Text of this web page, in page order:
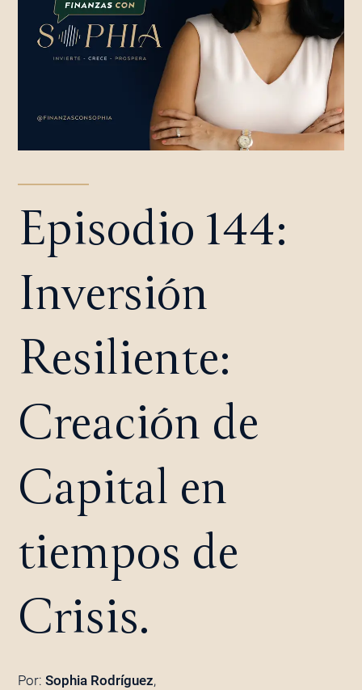
Episodio 144:
Inversión
Resiliente:
Creación de
Capital en
tiempos de
Crisis.
Por: Sophia Rodríguez,